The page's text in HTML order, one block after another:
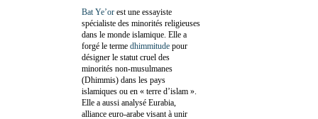
Bat Ye’or est une essayiste
spécialiste des minorités religieuses
dans le monde islamique. Elle a
forgé le terme dhimmitude pour
désigner le statut cruel des
minorités non-musulmanes
(Dhimmis) dans les pays
islamiques ou en « terre d’islam ».
Elle a aussi analysé Eurabia,
alliance euro-arabe visant à unir